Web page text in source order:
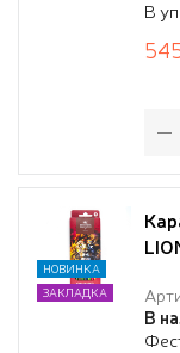
В
В
НОВИНКА
ЗАКЛАДКА